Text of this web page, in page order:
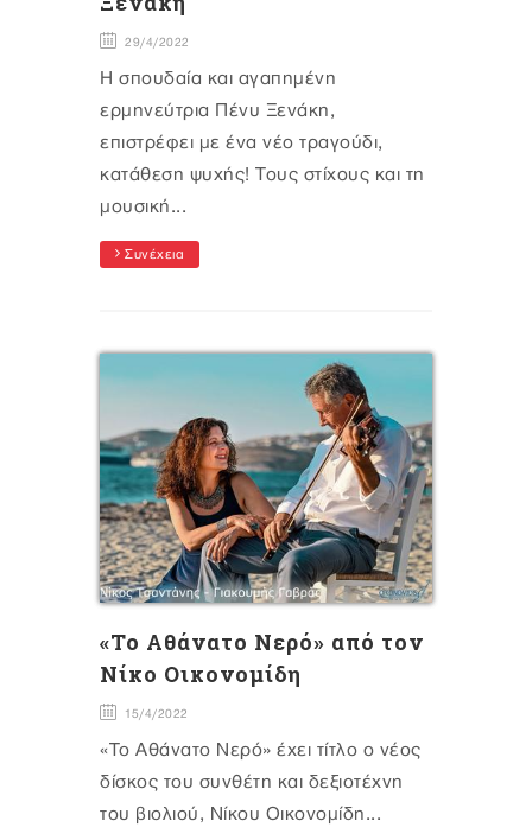
29/4/2022
Η σπουδαία και αγαπημένη
ερμηνεύτρια Πένυ Ξενάκη,
επιστρέφει με ένα νέο τραγούδι,
κατάθεση ψυχής! Τους στίχους και τη
μουσική...
Συνέχεια
«Το Αθάνατο Νερό» από τον
Νίκο Οικονομίδη
15/4/2022
«Το Αθάνατο Νερό» έχει τίτλο ο νέος
δίσκος του συνθέτη και δεξιοτέχνη
του βιολιού, Νίκου Οικονομίδη...